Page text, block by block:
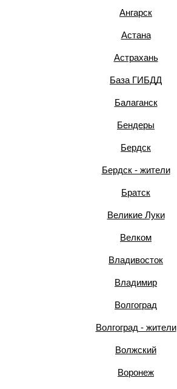
Ангарск
Астана
Астрахань
База ГИБДД
Балаганск
Бендеры
Бердск
Бердск - жители
Братск
Великие Луки
Велком
Владивосток
Владимир
Волгоград
Волгоград - жители
Волжский
Воронеж